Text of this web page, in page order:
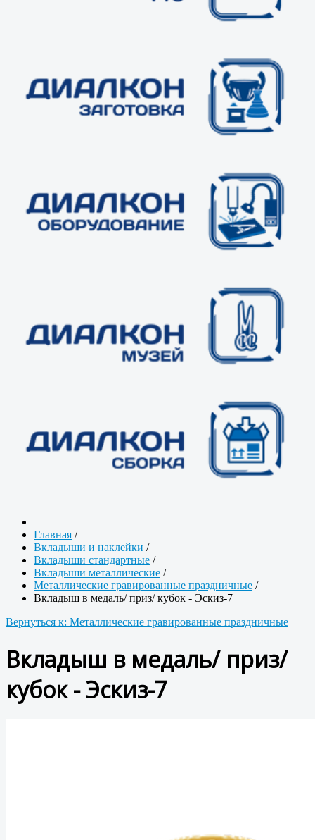
Главная /
Вкладыши и наклейки /
Вкладыши стандартные /
Вкладыши металлические /
Металлические гравированные праздничные /
Вкладыш в медаль/ приз/ кубок - Эскиз-7
Вернуться к: Металлические гравированные праздничные
Вкладыш в медаль/ приз/
кубок - Эскиз-7